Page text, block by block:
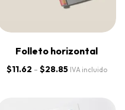
Folleto horizontal
$11.62 - $28.85 IVA incluido